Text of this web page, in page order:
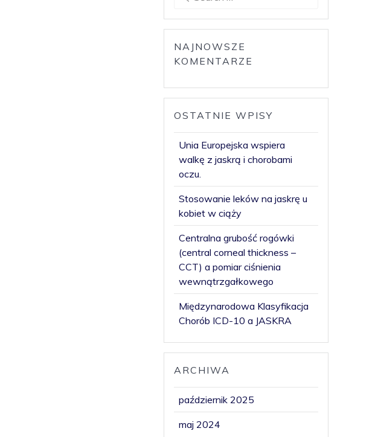
NAJNOWSZE
KOMENTARZE
OSTATNIE WPISY
Unia Europejska wspiera
walkę z jaskrą i chorobami
oczu.
Stosowanie leków na jaskrę u
kobiet w ciąży
Centralna grubość rogówki
(central corneal thickness –
CCT) a pomiar ciśnienia
wewnątrzgałkowego
Międzynarodowa Klasyfikacja
Chorób ICD-10 a JASKRA
ARCHIWA
październik 2025
maj 2024